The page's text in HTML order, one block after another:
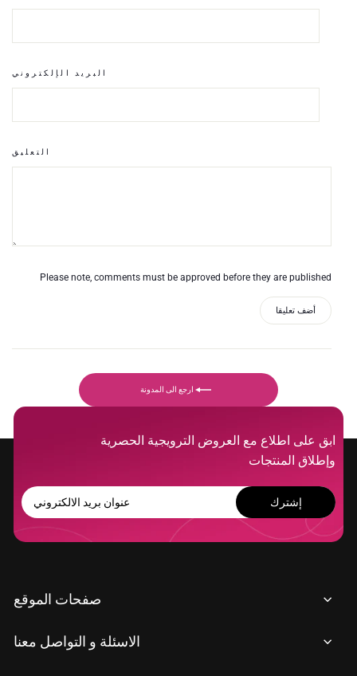
البريد الإلكتروني
التعليق
Please note, comments must be approved before they are published
أضف تعليقا
ارجع الى المدونة
ابق على اطلاع مع العروض الترويجية الحصرية
وإطلاق المنتجات
عنوان
بريد
الالكتروني
إشترك
صفحات الموقع
الاسئلة و التواصل معنا